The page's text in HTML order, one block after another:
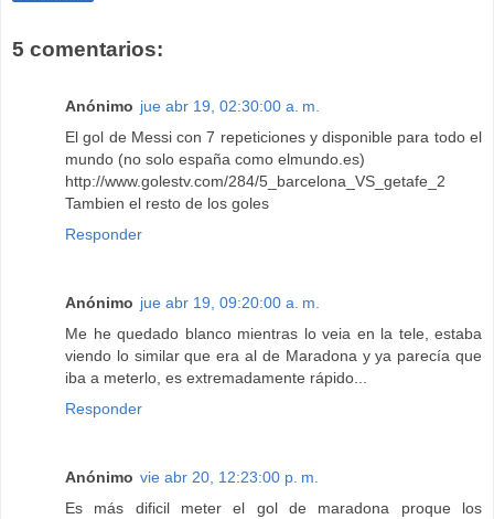
5 comentarios:
Anónimo jue abr 19, 02:30:00 a. m.
El gol de Messi con 7 repeticiones y disponible para todo el
mundo (no solo españa como elmundo.es)
http://www.golestv.com/284/5_barcelona_VS_getafe_2
Tambien el resto de los goles
Responder
Anónimo jue abr 19, 09:20:00 a. m.
Me he quedado blanco mientras lo veia en la tele, estaba
viendo lo similar que era al de Maradona y ya parecía que
iba a meterlo, es extremadamente rápido...
Responder
Anónimo vie abr 20, 12:23:00 p. m.
Es más dificil meter el gol de maradona proque los